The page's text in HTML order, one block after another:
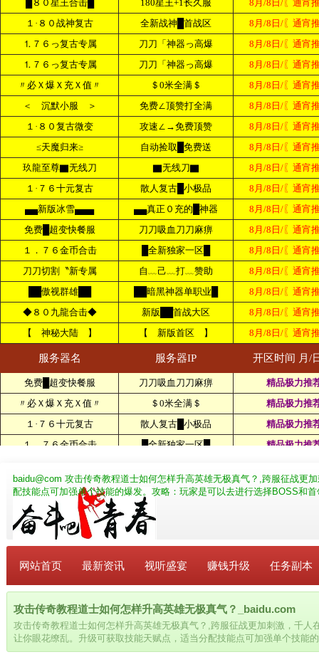
baidu@com 攻击传奇教程道士如何怎样升高英雄无极真气？,跨服征战更
配技能点可加强单个技能的爆发。攻略：玩家是可以去进行选择BOSS和
网站首页 最新资讯 视听盛宴 赚钱升级 任务副本
攻击传奇教程道士如何怎样升高英雄无极真气？_baidu.com
攻击传奇教程道士如何怎样升高英雄无极真气？,跨服征战更加刺激，千人
让你眼花缭乱。升级可获取技能天赋点，适当分配技能点可加强单个技能
BOSS和首领去进行挑战，每次击杀之后都是会给很多的经验的。